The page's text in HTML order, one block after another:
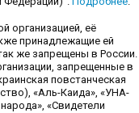
организацией, её
принадлежащие ей
же запрещены в России.
запрещенные в
повстанческая
«Аль-Каида», «УНА-
«Свидетели